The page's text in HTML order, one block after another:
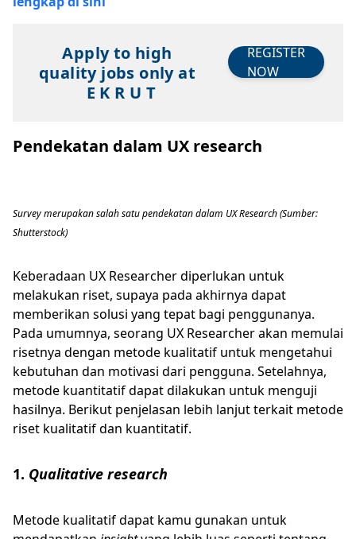
Apply to high
quality jobs only at
E K R U T
REGISTER
NOW
Pendekatan dalam UX research
Survey merupakan salah satu pendekatan dalam UX Research (Sumber:
Shutterstock)
Keberadaan UX Researcher diperlukan untuk
melakukan riset, supaya pada akhirnya dapat
memberikan solusi yang tepat bagi penggunanya.
Pada umumnya, seorang UX Researcher akan memulai
risetnya dengan metode kualitatif untuk mengetahui
kebutuhan dan motivasi dari pengguna. Setelahnya,
metode kuantitatif dapat dilakukan untuk menguji
hasilnya. Berikut penjelasan lebih lanjut terkait metode
riset kualitatif dan kuantitatif.
1. Qualitative research
Metode kualitatif dapat kamu gunakan untuk